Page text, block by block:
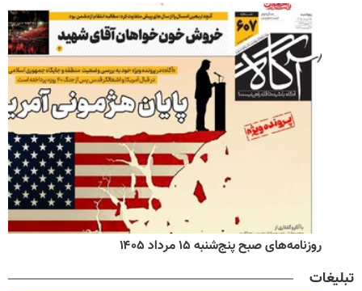
روزنامه‌های صبح پنج‌شنبه ۱۵ مرداد ۱۴۰۵
تبلیغات